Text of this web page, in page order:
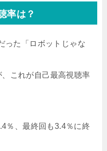
率は？
った「ロボットじゃな
これが自己最高視聴率
％、最終回も3.4％に終